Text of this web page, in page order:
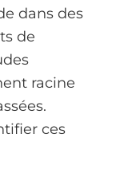
dans des
de
racine
ces